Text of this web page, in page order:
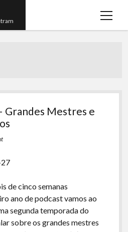
open
Grandes Mestres e
de cinco semanas
ano de podcast vamos ao
segunda temporada do
sobre os grandes mestres